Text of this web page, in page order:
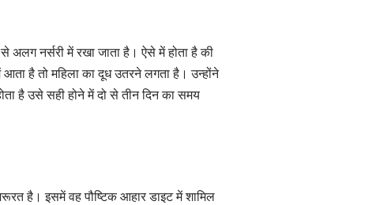
अलग नर्सरी में रखा जाता है। ऐसे में होता है की
है तो महिला का दूध उतरने लगता है। उन्होंने
है उसे सही होने में दो से तीन दिन का समय
है। इसमें वह पौष्टिक आहार डाइट में शामिल